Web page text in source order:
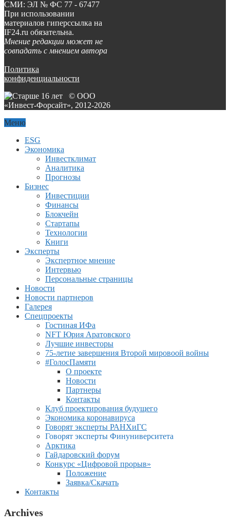
СМИ: ЭЛ № ФС 77 - 67477
При использовании
материалов гиперссылка на
IF24.ru обязательна.
Мнение редакции может не
совпадать с мнением автора
Политика
конфиденциальности
© ООО
«Инвест-Форсайт», 2012-2026
Меню
ESG
Экономика
Инвестклимат
Аналитика
Прогнозы
Бизнес
Инвестиции
Финансы
Блокчейн
Стартапы
Технологии
Книги
Эксперты
Экспертное мнение
Интервью
Персональные страницы
Новости
Новости партнеров
Галерея
Спецпроекты
Гостиная ИФа
NFT Юрия Аратовского
Лучшие инвесторы
75-летие завершения Второй мировоой войны
#ГолосПамяти
О проекте
Новости
Партнеры
Контакты
Клуб проектирования будущего
Экономика коронавируса
Говорят эксперты РАНХиГС
Говорят эксперты Финуниверситета
Арктика
Гайдаровский форум
Конкурс «Цифровой прорыв»
Положение
Заявка/Скачать
Контакты
Archives